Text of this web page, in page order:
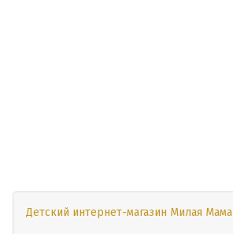
Детский интернет-магазин Милая Мама